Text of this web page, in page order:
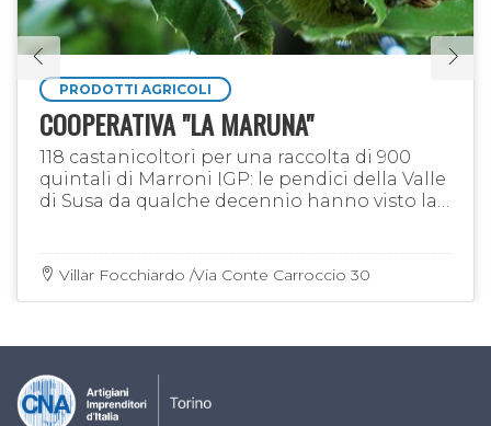
PRODOTTI AGRICOLI
COOPERATIVA "LA MARUNA"
118 castanicoltori per una raccolta di 900
quintali di Marroni IGP: le pendici della Valle
di Susa da qualche decennio hanno visto la
Villar Focchiardo /Via Conte Carroccio 30